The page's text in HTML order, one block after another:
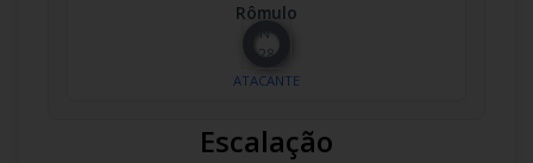
Rômulo
Nº
28
ATACANTE
Escalação